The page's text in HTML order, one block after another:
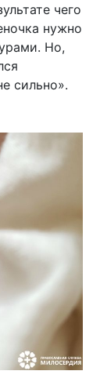
чего
нужно
Но,
сильно».